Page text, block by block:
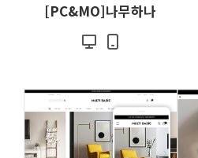
[PC&MO]나무하나